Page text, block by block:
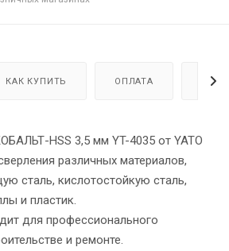
КАК КУПИТЬ ОПЛАТА
HSS 3,5 мм YT-4035 от YATO
различных материалов,
сталь, кислотостойкую сталь,
и пластик.
для профессионального
и ремонте.